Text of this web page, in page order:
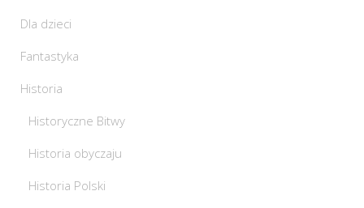
Dla dzieci
Fantastyka
Historia
Historyczne Bitwy
Historia obyczaju
Historia Polski